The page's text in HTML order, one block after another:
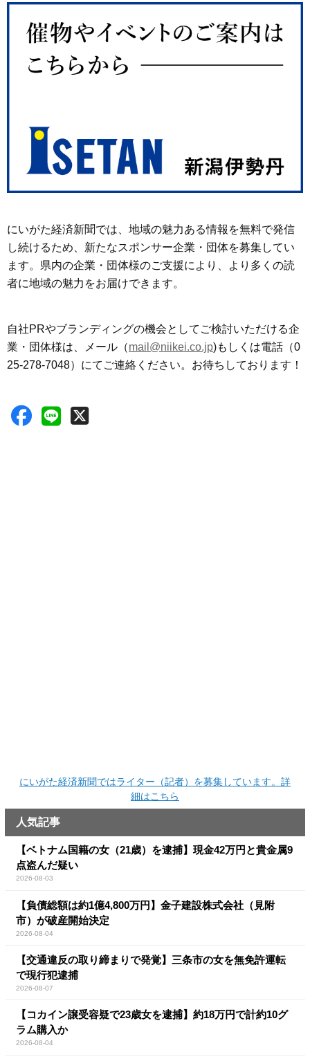
にいがた経済新聞では、地域の魅力ある情報を無料で発信
し続けるため、新たなスポンサー企業・団体を募集してい
ます。県内の企業・団体様のご支援により、より多くの読
者に地域の魅力をお届けできます。
自社PRやブランディングの機会としてご検討いただける企
業・団体様は、メール（mail@niikei.co.jp)もしくは電話（0
25-278-7048）にてご連絡ください。お待ちしております！
にいがた経済新聞ではライター（記者）を募集しています。詳
細はこちら
人気記事
【ベトナム国籍の女（21歳）を逮捕】現金42万円と貴金属9
点盗んだ疑い
2026-08-03
【負債総額は約1億4,800万円】金子建設株式会社（見附
市）が破産開始決定
2026-08-04
【交通違反の取り締まりで発覚】三条市の女を無免許運転
で現行犯逮捕
2026-08-07
【コカイン譲受容疑で23歳女を逮捕】約18万円で計約10グ
ラム購入か
2026-08-04